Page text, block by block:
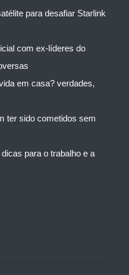
para desafiar Starlink
com ex-líderes do
em casa? verdades,
ter sido cometidos sem
para o trabalho e a